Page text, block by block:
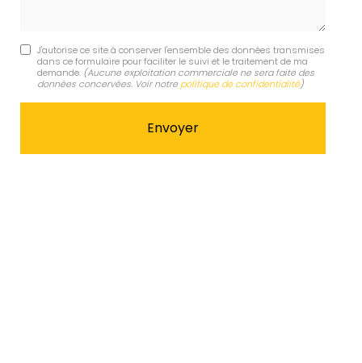
J'autorise ce site à conserver l'ensemble des données transmises
dans ce formulaire pour faciliter le suivi et le traitement de ma
demande. (Aucune exploitation commerciale ne sera faite des
données concervées. Voir notre politique de confidentialité)